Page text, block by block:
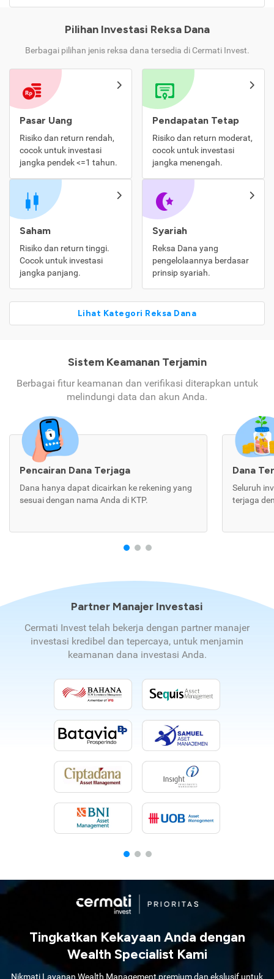
Pilihan Investasi Reksa Dana
Berbagai pilihan jenis reksa dana tersedia di Cermati Invest.
Pasar Uang
Risiko dan return rendah,
cocok untuk investasi
jangka pendek <=1 tahun.
Pendapatan Tetap
Risiko dan return moderat,
cocok untuk investasi
jangka menengah.
Saham
Risiko dan return tinggi.
Cocok untuk investasi
jangka panjang.
Syariah
Reksa Dana yang
pengelolaannya berdasar
prinsip syariah.
Lihat Kategori Reksa Dana
Sistem Keamanan Terjamin
Berbagai fitur keamanan dan verifikasi diterapkan untuk
melindungi data dan akun Anda.
Pencairan Dana Terjaga
Dana hanya dapat dicairkan ke rekening yang
sesuai dengan nama Anda di KTP.
Dana
Seluruh
terjaga
Partner Manajer Investasi
Cermati Invest telah bekerja dengan partner manajer
investasi kredibel dan tepercaya, untuk menjamin
keamanan dana investasi Anda.
Tingkatkan Kekayaan Anda dengan
Wealth Specialist Kami
Nikmati Layanan Wealth Management premium dan ekslusif untuk